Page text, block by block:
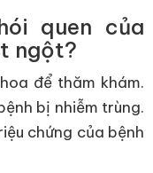
quen của
ngột?
để thăm khám.
bị nhiễm trùng.
chứng của bệnh